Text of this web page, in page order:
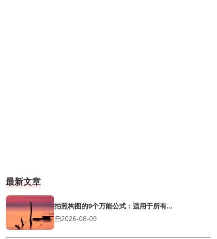
最新文章
拍照构图的9个万能公式：适用于所有...
2026-08-09